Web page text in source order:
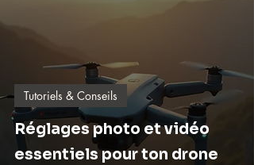
Réglages photo et vidéo
essentiels pour ton drone
Tutoriels & Conseils